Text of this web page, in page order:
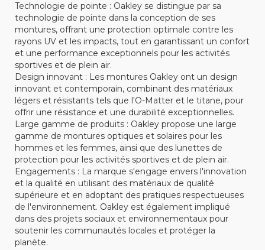
Technologie de pointe : Oakley se distingue par sa
technologie de pointe dans la conception de ses
montures, offrant une protection optimale contre les
rayons UV et les impacts, tout en garantissant un confort
et une performance exceptionnels pour les activités
sportives et de plein air.
Design innovant : Les montures Oakley ont un design
innovant et contemporain, combinant des matériaux
légers et résistants tels que l'O-Matter et le titane, pour
offrir une résistance et une durabilité exceptionnelles.
Large gamme de produits : Oakley propose une large
gamme de montures optiques et solaires pour les
hommes et les femmes, ainsi que des lunettes de
protection pour les activités sportives et de plein air.
Engagements : La marque s'engage envers l'innovation
et la qualité en utilisant des matériaux de qualité
supérieure et en adoptant des pratiques respectueuses
de l'environnement. Oakley est également impliqué
dans des projets sociaux et environnementaux pour
soutenir les communautés locales et protéger la
planète.